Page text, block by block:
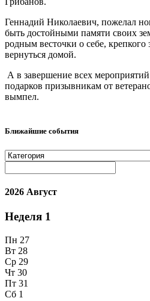
Геннадий Николаевич, пожелал
быть достойными памяти своих
родным весточки о себе,
вернуться домой.
А в завершение всех
подарков призывникам от
вымпел.
Ближайшие события
2026 Август
Неделя 1
Пн 27
Вт 28
Ср 29
Чт 30
Пт 31
Сб 1